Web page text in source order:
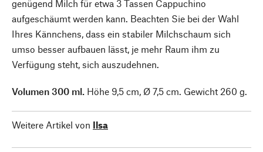
genügend Milch für etwa 3 Tassen Cappuchino
aufgeschäumt werden kann. Beachten Sie bei der Wahl
Ihres Kännchens, dass ein stabiler Milchschaum sich
umso besser aufbauen lässt, je mehr Raum ihm zu
Verfügung steht, sich auszudehnen.
Volumen 300 ml. Höhe 9,5 cm, Ø 7,5 cm. Gewicht 260 g.
Weitere Artikel von Ilsa